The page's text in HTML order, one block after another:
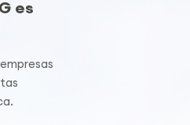
es